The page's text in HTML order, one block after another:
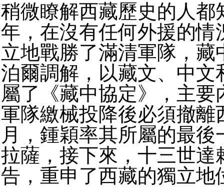
稍微瞭解西藏歷史的人都
年，在沒有任何外援的情
立地戰勝了滿清軍隊，藏
泊爾調解，以藏文、中文
屬了《藏中協定》，主要
軍隊繳械投降後必須撤離
月，鍾穎率其所屬的最後
拉薩，接下來，十三世達
告，重申了西藏的獨立地